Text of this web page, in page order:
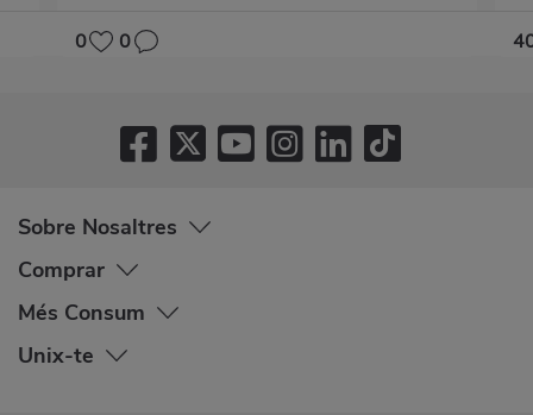
0 0
Sobre Nosaltres
Comprar
Més Consum
Unix-te